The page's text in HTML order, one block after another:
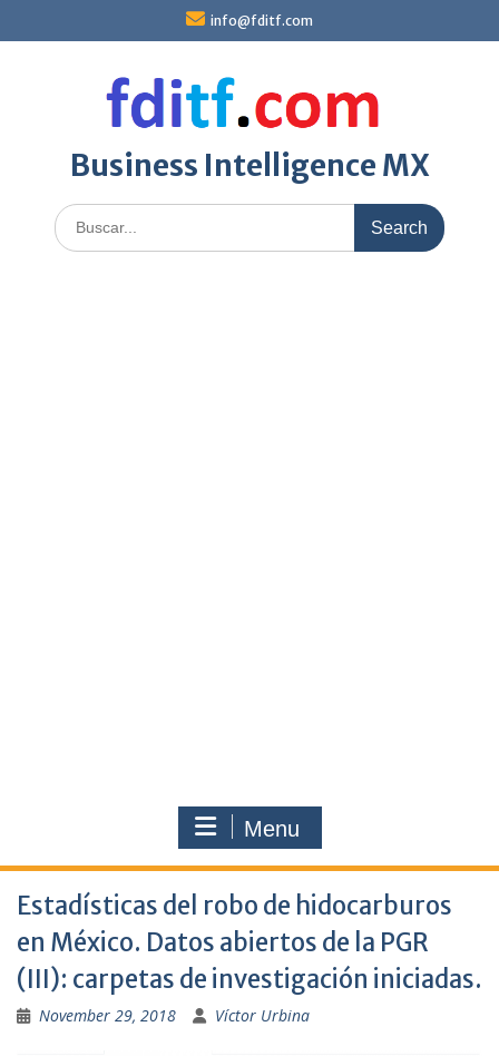
info@fditf.com
Business Intelligence MX
Search
for:
Menu
Estadísticas del robo de hidocarburos
en México. Datos abiertos de la PGR
(III): carpetas de investigación iniciadas.
November 29, 2018 Víctor Urbina